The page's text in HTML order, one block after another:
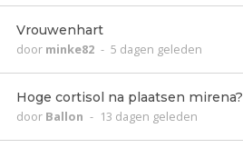
Vrouwenhart
door minke82 - 5 dagen geleden
Hoge cortisol na plaatsen mirena?
door Ballon - 13 dagen geleden